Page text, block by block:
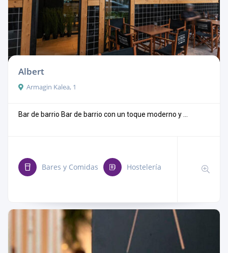
Albert
Armagin Kalea, 1
Bar de barrio Bar de barrio con un toque moderno y ...
Bares y Comidas Hostelería